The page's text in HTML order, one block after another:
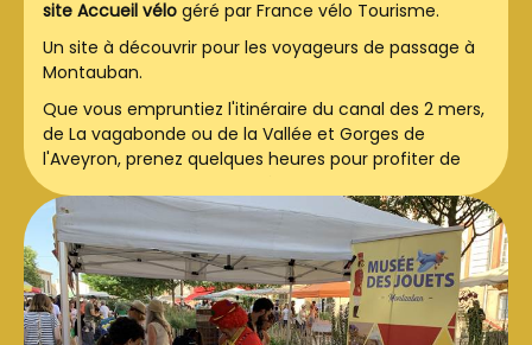
site Accueil vélo géré par France vélo Tourisme.
Un site à découvrir pour les voyageurs de passage à
Montauban.
Que vous empruntiez l'itinéraire du canal des 2 mers,
de La vagabonde ou de la Vallée et Gorges de
l'Aveyron, prenez quelques heures pour profiter de
notre ville et de notre musée.